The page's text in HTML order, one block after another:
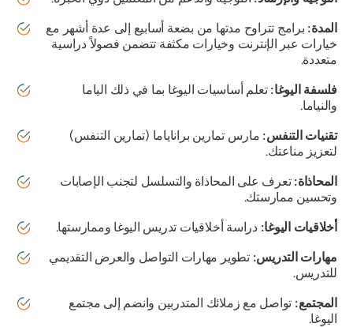
المدة:برامج تتراوح مدتها من بضعة أسابيع إلى عدة أشهر مع
خيارات عبر الإنترنت وخيارات مكثفة تتضمن فصولاً دراسية
متعددة.
فلسفة اليوغا:تعلم أساسيات اليوغا بما في ذلك الياما
والنياما.
تقنيات التنفس:مارس تمارين براناياما (تمارين التنفس)
لتعزيز مناعتك.
المحاذاة:تعرف على المحاذاة والتسلسل لتجنب الإصابات
وتحسين ممارستك.
أخلاقيات اليوغا:دراسة أخلاقيات تدريس اليوغا وممارستها.
مهارات التدريس:تطوير مهارات التواصل والعرض التقديمي
للتدريس.
المجتمع:تواصل مع زملائك المتدربين وانضم إلى مجتمع
اليوغا.